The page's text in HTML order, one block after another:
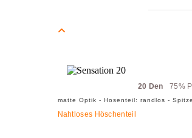
20 Den 75%
matte Optik - Hosenteil: randlos -
Nahtloses Höschenteil